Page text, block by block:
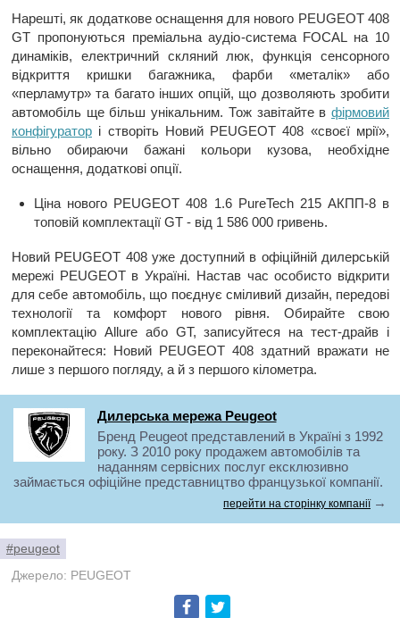
Нарешті, як додаткове оснащення для нового PEUGEOT 408
GT пропонуються преміальна аудіо-система FOCAL на 10
динаміків, електричний скляний люк, функція сенсорного
відкриття кришки багажника, фарби «металік» або
«перламутр» та багато інших опцій, що дозволяють зробити
автомобіль ще більш унікальним. Тож завітайте в фірмовий
конфігуратор і створіть Новий PEUGEOT 408 «своєї мрії»,
вільно обираючи бажані кольори кузова, необхідне
оснащення, додаткові опції.
Ціна нового PEUGEOT 408 1.6 PureTech 215 АКПП-8 в
топовій комплектації GT - від 1 586 000 гривень.
Новий PEUGEOT 408 уже доступний в офіційній дилерській
мережі PEUGEOT в Україні. Настав час особисто відкрити
для себе автомобіль, що поєднує сміливий дизайн, передові
технології та комфорт нового рівня. Обирайте свою
комплектацію Allure або GT, записуйтеся на тест-драйв і
переконайтеся: Новий PEUGEOT 408 здатний вражати не
лише з першого погляду, а й з першого кілометра.
Дилерська мережа Peugeot
Бренд Peugeot представлений в Україні з 1992
року. З 2010 року продажем автомобілів та
наданням сервісних послуг ексклюзивно
займається офіційне представництво французької компанії.
перейти на сторінку компанії →
#peugeot
Джерело: PEUGEOT
Facebook